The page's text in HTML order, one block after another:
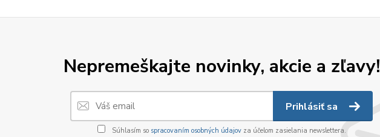
Nepremeškajte novinky, akcie a zľavy!
Prihlásiť sa
Súhlasím so spracovaním osobných údajovza účelom zasielania newslettera.